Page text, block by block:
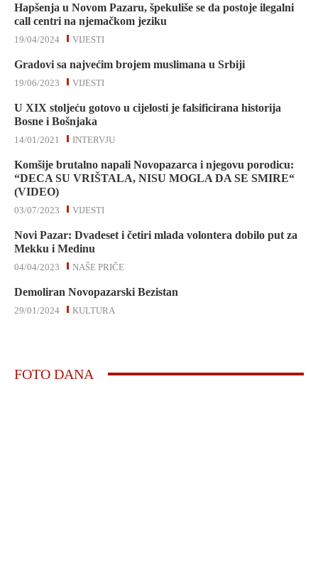
Hapšenja u Novom Pazaru, špekuliše se da postoje ilegalni
call centri na njemačkom jeziku
VIJESTI
19/04/2024
Gradovi sa najvećim brojem muslimana u Srbiji
VIJESTI
19/06/2023
U XIX stoljeću gotovo u cijelosti je falsificirana historija
Bosne i Bošnjaka
INTERVJU
14/01/2021
Komšije brutalno napali Novopazarca i njegovu porodicu:
“DECA SU VRIŠTALA, NISU MOGLA DA SE SMIRE“
(VIDEO)
VIJESTI
03/07/2023
Novi Pazar: Dvadeset i četiri mlada volontera dobilo put za
Mekku i Medinu
NAŠE PRIČE
04/04/2023
Demoliran Novopazarski Bezistan
KULTURA
29/01/2024
FOTO DANA